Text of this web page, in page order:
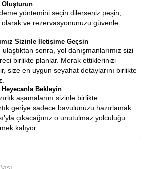
Oluşturun
yöntemini seçin dilerseniz peşin,
ve rezervasyonunuzu güvenle
Sizinle İletişime Geçsin
sonra, yol danışmanlarımız sizi
birlikte planlar. Merak ettiklerinizi
size en uygun seyahat detaylarını birlikte
Bekleyin
aşamalarını sizinle birlikte
geriye sadece bavulunuzu hazırlamak
çıkacağınız o unutulmaz yolculuğu
kalıyor.